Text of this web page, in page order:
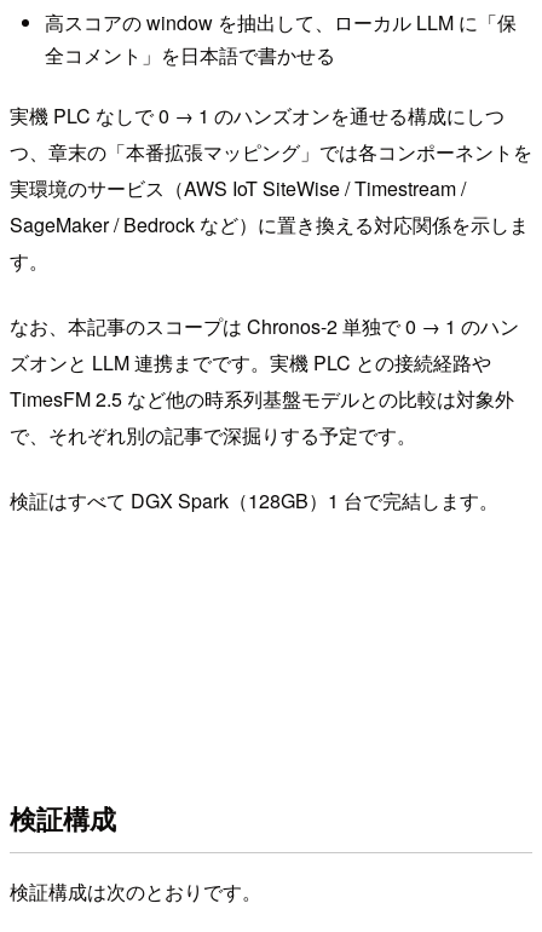
高スコアの window を抽出して、ローカル LLM に「保
全コメント」を日本語で書かせる
実機 PLC なしで 0 → 1 のハンズオンを通せる構成にしつ
つ、章末の「本番拡張マッピング」では各コンポーネントを
実環境のサービス（AWS IoT SiteWise / Timestream /
SageMaker / Bedrock など）に置き換える対応関係を示しま
す。
なお、本記事のスコープは Chronos-2 単独で 0 → 1 のハン
ズオンと LLM 連携までです。実機 PLC との接続経路や
TimesFM 2.5 など他の時系列基盤モデルとの比較は対象外
で、それぞれ別の記事で深掘りする予定です。
検証はすべて DGX Spark（128GB）1 台で完結します。
検証構成
検証構成は次のとおりです。